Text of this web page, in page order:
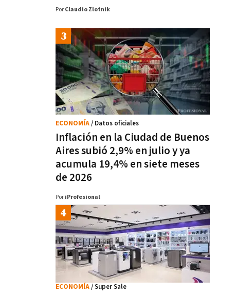
Por Claudio Zlotnik
Inflación en la Ciudad de Buenos
Aires subió 2,9% en julio y ya
acumula 19,4% en siete meses
de 2026
ECONOMÍA/ Datos oficiales
Por iProfesional
ECONOMÍA/ Super Sale